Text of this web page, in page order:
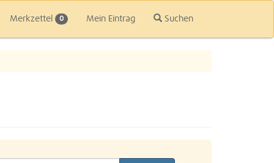
Merkzettel 0 Mein Eintrag Suchen